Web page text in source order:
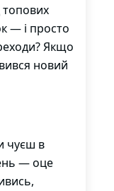
топових
— і просто
Якщо
новий
чуєш в
— оце